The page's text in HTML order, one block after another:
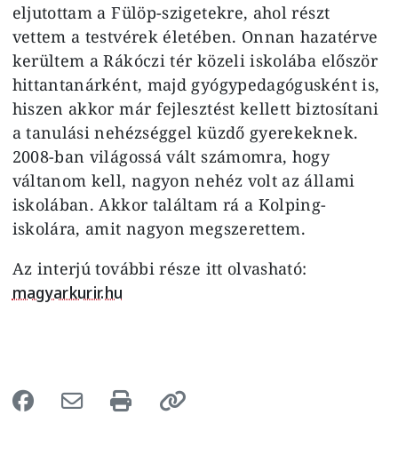
eljutottam a Fülöp-szigetekre, ahol részt
vettem a testvérek életében. Onnan hazatérve
kerültem a Rákóczi tér közeli iskolába először
hittantanárként, majd gyógypedagógusként is,
hiszen akkor már fejlesztést kellett biztosítani
a tanulási nehézséggel küzdő gyerekeknek.
2008-ban világossá vált számomra, hogy
váltanom kell, nagyon nehéz volt az állami
iskolában. Akkor találtam rá a Kolping-
iskolára, amit nagyon megszerettem.
Az interjú további része itt olvasható:
magyarkurir.hu